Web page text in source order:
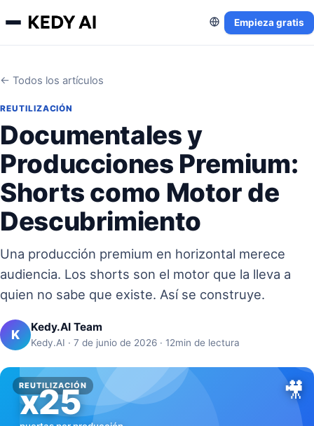
Empieza gratis
← Todos los artículos
REUTILIZACIÓN
Documentales y
Producciones Premium:
Shorts como Motor de
Descubrimiento
Una producción premium en horizontal merece
audiencia. Los shorts son el motor que la lleva a
quien no sabe que existe. Así se construye.
K Kedy.AI Team
Kedy.AI · 7 de junio de 2026 · 12min de lectura
REUTILIZACIÓN 🎥
x25